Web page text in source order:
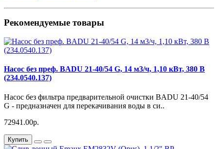
Рекомендуемые товары
Насос без преф. BADU 21-40/54 G, 14 м3/ч, 1,10 кВт, 380 В
(234.0540.137)
Насос без фильтра предварительной очистки BADU 21-40/54
G - предназначен для перекачивания воды в си..
72941.00р.
Купить